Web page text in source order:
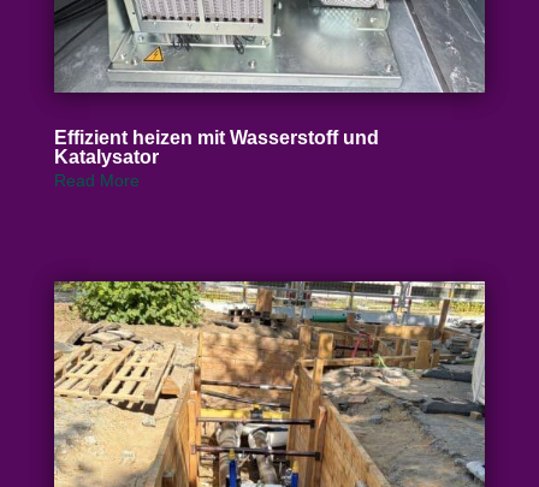
Effizient heizen mit Wasser­stoff und
Katalysator
Read More